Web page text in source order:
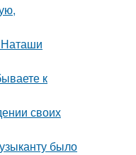
Наташи
к
своих
было